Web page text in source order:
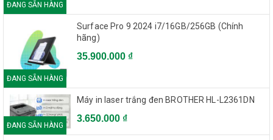
ĐANG SẴN HÀNG
ĐANG SẴN HÀNG
Surface Pro 9 2024 i7/16GB/256GB (Chính
hãng)
35.900.000 ₫
ĐANG SẴN HÀNG
Máy in laser trắng đen BROTHER HL-L2361DN
3.650.000 ₫